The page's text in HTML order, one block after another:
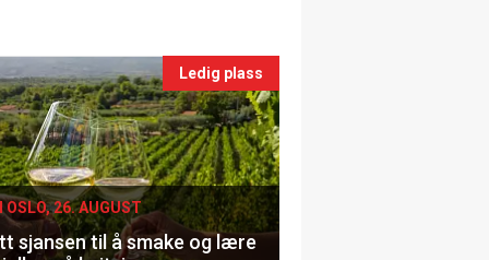
Ledig plass
OSLO, 26. AUGUST
sjansen til å smake og lære